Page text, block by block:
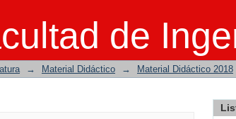
de
→ Material Didáctico → Material Didáctico 2018